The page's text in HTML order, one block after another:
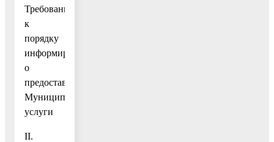
Требования
к
порядку
информирования
о
предоставлении
Муниципальной
услуги
II.